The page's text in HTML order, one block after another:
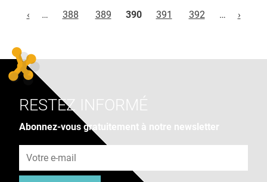
‹
… 388 389 390 391 392 … ›
RESTEZ INFORMÉ
Abonnez-vous gratuitement à notre newsletter